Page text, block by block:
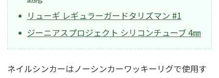
リューギ レギュラーガードタリズマン #1
ジーニアスプロジェクト シリコンチューブ 4㎜
ネイルシンカーはノーシンカーワッキーリグで使用す